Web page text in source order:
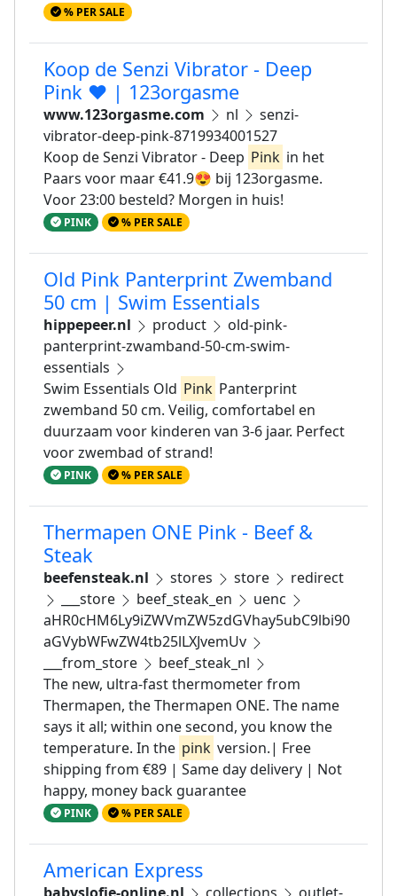
% PER SALE
Koop de Senzi Vibrator - Deep
Pink ❤ | 123orgasme
www.123orgasme.com nl
senzi-
vibrator-deep-pink-8719934001527
Koop de Senzi Vibrator - Deep Pink in het
Paars voor maar €41.9😍 bij 123orgasme.
Voor 23:00 besteld? Morgen in huis!
PINK % PER SALE
Old Pink Panterprint Zwemband
50 cm | Swim Essentials
hippepeer.nl product
old-pink-
panterprint-zwamband-50-cm-swim-
essentials
Swim Essentials Old Pink Panterprint
zwemband 50 cm. Veilig, comfortabel en
duurzaam voor kinderen van 3-6 jaar. Perfect
voor zwembad of strand!
PINK % PER SALE
Thermapen ONE Pink - Beef &
Steak
beefensteak.nl stores store
redirect
___store
beef_steak_en
uenc
aHR0cHM6Ly9iZWVmZW5zdGVhay5ubC9lbi90
aGVybWFwZW4tb25lLXJvemUv
___from_store
beef_steak_nl
The new, ultra-fast thermometer from
Thermapen, the Thermapen ONE. The name
says it all; within one second, you know the
temperature. In the pink version.| Free
shipping from €89 | Same day delivery | Not
happy, money back guarantee
PINK % PER SALE
American Express